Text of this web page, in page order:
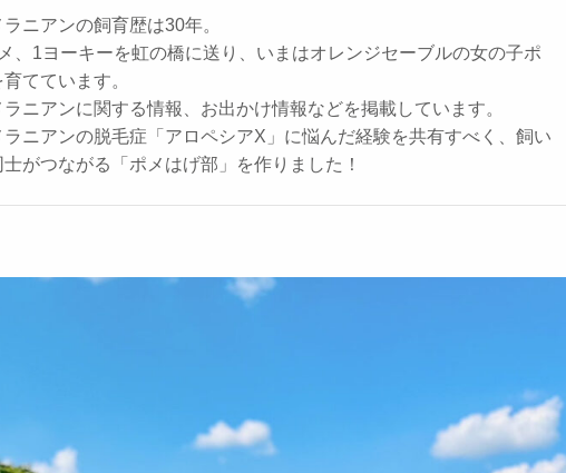
ラニアンの飼育歴は30年。
、1ヨーキーを虹の橋に送り、いまはオレンジセーブルの女の子ポ
育てています。
ラニアンに関する情報、お出かけ情報などを掲載しています。
ラニアンの脱毛症「アロペシアX」に悩んだ経験を共有すべく、飼い
士がつながる「ポメはげ部」を作りました！